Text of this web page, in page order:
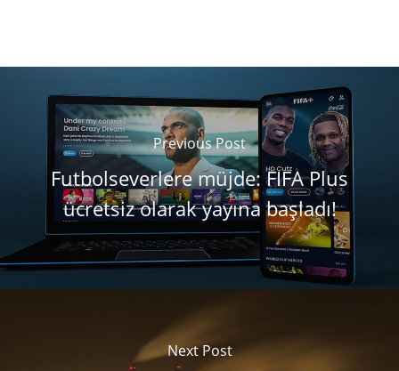
Previous Post
Futbolseverlere müjde: FIFA Plus
ücretsiz olarak yayına başladı!
Next Post